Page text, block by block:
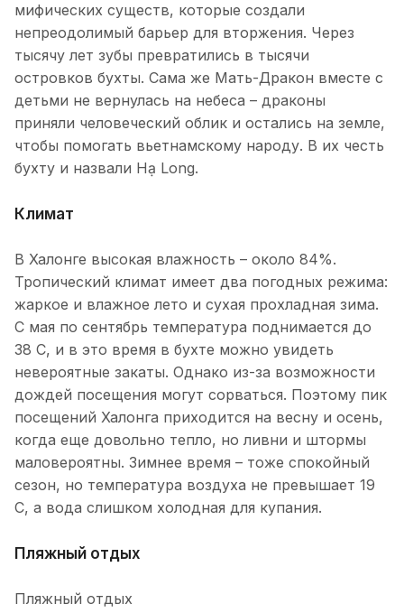
мифических существ, которые создали
непреодолимый барьер для вторжения. Через
тысячу лет зубы превратились в тысячи
островков бухты. Сама же Мать-Дракон вместе с
детьми не вернулась на небеса – драконы
приняли человеческий облик и остались на земле,
чтобы помогать вьетнамскому народу. В их честь
бухту и назвали Hạ Long.
Климат
В Халонге высокая влажность – около 84%.
Тропический климат имеет два погодных режима:
жаркое и влажное лето и сухая прохладная зима.
С мая по сентябрь температура поднимается до
38 С, и в это время в бухте можно увидеть
невероятные закаты. Однако из-за возможности
дождей посещения могут сорваться. Поэтому пик
посещений Халонга приходится на весну и осень,
когда еще довольно тепло, но ливни и штормы
маловероятны. Зимнее время – тоже спокойный
сезон, но температура воздуха не превышает 19
С, а вода слишком холодная для купания.
Пляжный отдых
Пляжный отдых